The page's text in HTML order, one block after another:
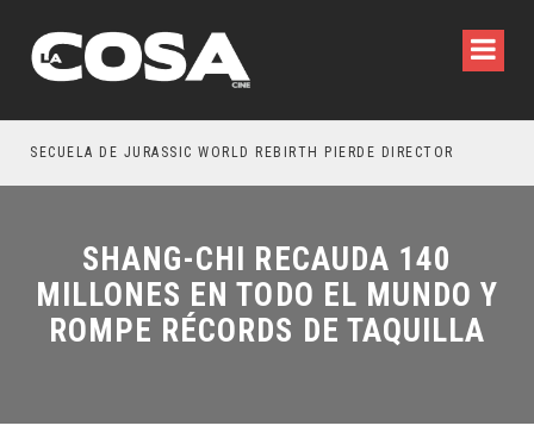
SECUELA DE JURASSIC WORLD REBIRTH PIERDE DIRECTOR
SHANG-CHI RECAUDA 140
MILLONES EN TODO EL MUNDO Y
ROMPE RÉCORDS DE TAQUILLA